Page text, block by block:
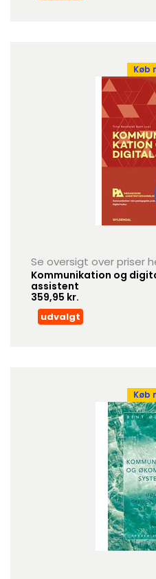
Køb
Se oversigt over priser
Kommunikation og
assistent
359,95 kr.
udvalgt
Køb